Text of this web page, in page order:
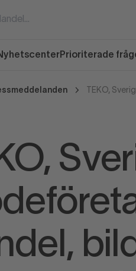
Prioriterade